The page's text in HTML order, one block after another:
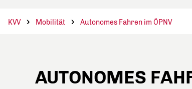
KVV Mobilität Autonomes Fahren im ÖPNV
AUTONOMES